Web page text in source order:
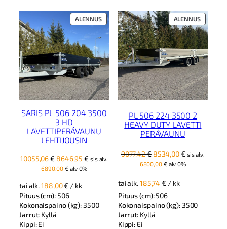
ALENNUSTUOTE
ALENNUKSESSA
SARIS PL 506 204 3500
3 HD
LAVETTIPERÄVAUNU
LEHTIJOUSIN
10055,06€ Alkuperäinen
hinta
10055,06 €.
8646,95€ Nykyinen
8646,95 €.
sis alv,
6890,00€ alv 0%
tai alk.188,00€ / kk
Pituus (cm): 506
Kokonaispaino (kg): 3500
Jarrut: Kyllä
Kippi:Ei
ALENNUSTUOTE
PL 506 224 3500 2
HEAVY DUTY LAVETTI
PERÄVAUNU
9077,42€ Alkuperäinen
hinta
9077,42 €.
8534,00€Nykyinen
hinta
sis alv,
6800,00 €alv 0%
tai alk.185,74€ / kk
Pituus (cm):506
Kokonaispaino (kg): 3500
Jarrut: Kyllä
Kippi: Ei